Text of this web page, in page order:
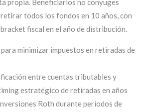
propia. Beneficiarios no cónyuges
todos los fondos en 10 años, con
fiscal en el año de distribución.
minimizar impuestos en retiradas de
entre cuentas tributables y
estratégico de retiradas en años
Roth durante períodos de